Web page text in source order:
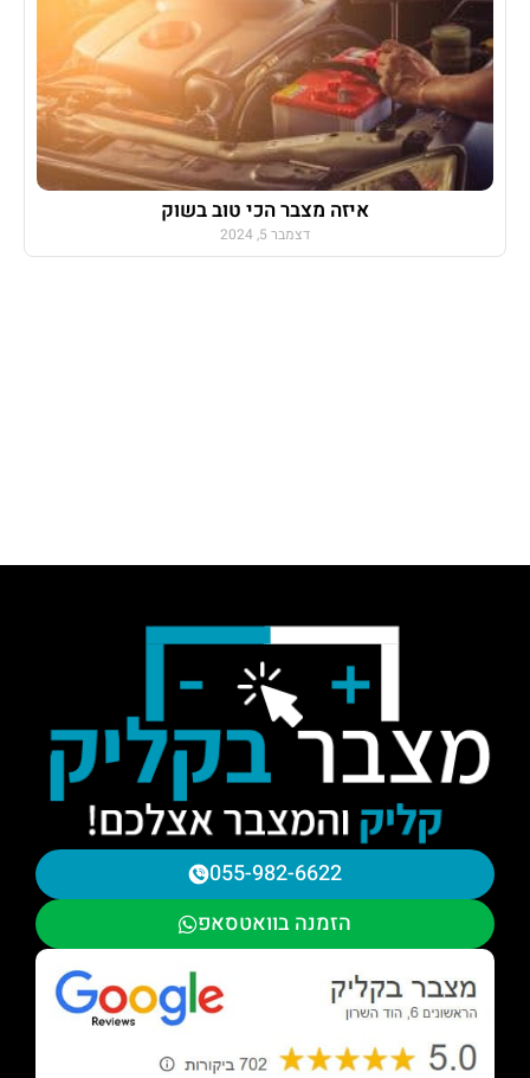
איזה מצבר הכי טוב בשוק
דצמבר 5, 2024
055-982-6622
הזמנה בוואטסאפ